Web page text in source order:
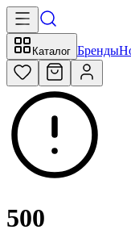
Каталог Бренды
500